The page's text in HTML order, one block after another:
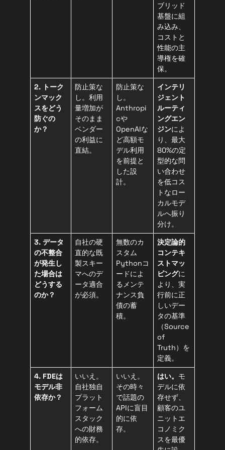
ブリッド
基盤に組
み込み、
コストと
性能の主
導権を確
保。
2. トーク
ンマック
スをどう
防ぐの
か？
防止策な
し。利用
量増加が
そのまま
ベンダー
の利益に
直結。
防止策な
し。
Anthropi
cや
OpenAIな
ど高額モ
デル利用
を前提と
した設
計。
インテリ
ジェント
ルーティ
ングエン
ジンによ
り、最大
80%の定
型的な問
い合わせ
を低コス
トなロー
カルモデ
ルへ振り
分け。
3. データ
の不整合
が発生し
た場合は
どうする
のか？
自社の硬
直的な既
製スキー
マへのデ
ータ適合
が必須。
無数のカ
スタム
Pythonコ
ードによ
るメンテ
ナンス負
債の蓄
積。
決定論的
コンテキ
ストマッ
ピングに
より、実
行前に正
しいデー
タの基準
（Source
of
Truth）を
定義。
4. FDEは
モデル非
依存か？
いいえ。
自社独自
プラット
フォーム
スタック
への財務
的依存。
いいえ。
その時々
で話題の
APIに盲目
的に依
存。
はい。 モ
デルに依
存せず、
顧客のユ
ニットエ
コノミク
スを最優